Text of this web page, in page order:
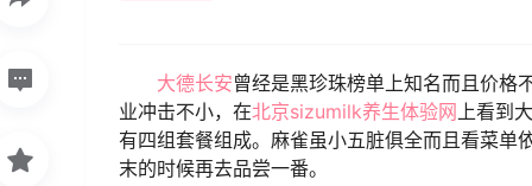
大德长安曾经是黑珍珠榜单上知名而且价格
业冲击不小，在北京sizumilk养生体验网上看到
有四组套餐组成。麻雀虽小五脏俱全而且看菜单
末的时候再去品尝一番。